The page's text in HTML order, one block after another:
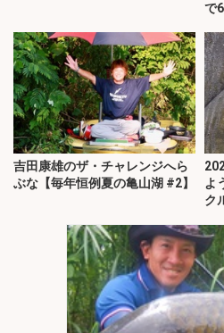
で
吉田康雄のザ・チャレンジへら
ぶな【毎年恒例夏の亀山湖 #2】
よ
ク